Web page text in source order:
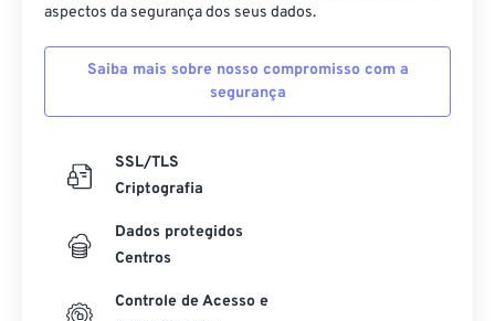
aspectos da segurança dos seus dados.
Saiba mais sobre nosso compromisso com a
segurança
SSL/TLS
Criptografia
Dados protegidos
Centros
Controle de Acesso e